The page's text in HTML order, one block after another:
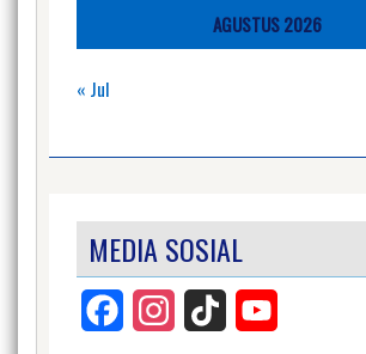
AGUSTUS 2026
« Jul
MEDIA SOSIAL
Facebook InstagramTikTok